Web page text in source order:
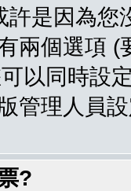
是因為
兩個選項
以同時設
管理人員
?